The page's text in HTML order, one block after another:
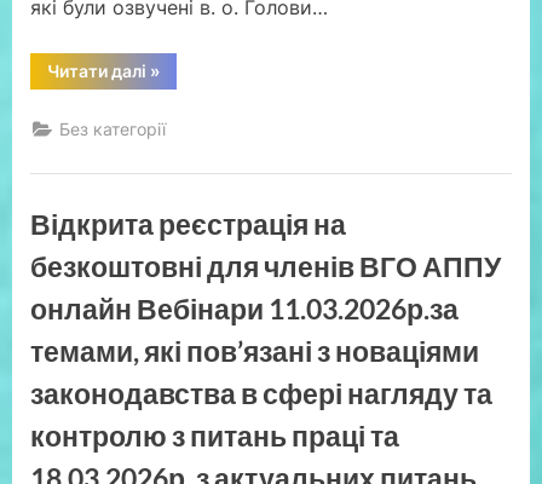
освітньо-
березні,
квітні
в
травні
2026
Віце-
президента,
Генерального
директора
ВГО
АППУ
Герасименко:
«Ранок,
розділив
на
«до»
і
які були озвучені в. о. Голови…
Читати далі “Робота
«в
ДПС
лише
виявила
випадків
неофіційної
в
ресторанній
сфері”
»
Без категорії
Відкрита реєстрація на
безкоштовні для членів ВГО АППУ
онлайн Вебінари 11.03.2026р.за
темами, які пов’язані з новаціями
законодавства в сфері нагляду та
контролю з питань праці та